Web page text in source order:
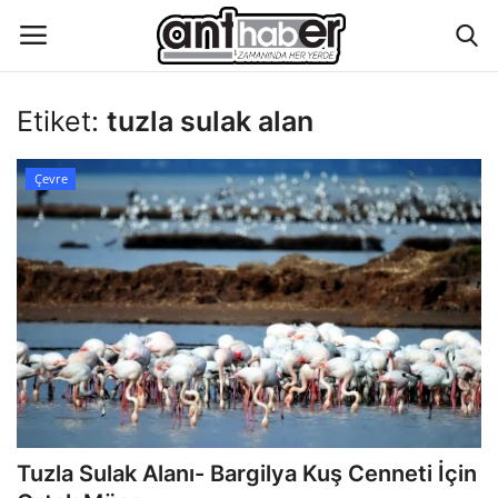
Eğitim
Aktüel Magazin
Hakkımızda
İletişim
Asayiş
Çevre
Etiket: tuzla sulak alan
Çevre
Tuzla Sulak Alanı- Bargilya Kuş Cenneti İçin